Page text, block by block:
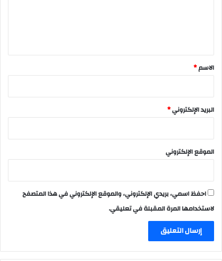
*
الاسم*
البريد الإلكتروني*
الموقع الإلكتروني
احفظ اسمي، بريدي الإلكتروني، والموقع الإلكتروني في هذا المتصفح
لاستخدامها المرة المقبلة في تعليقي.